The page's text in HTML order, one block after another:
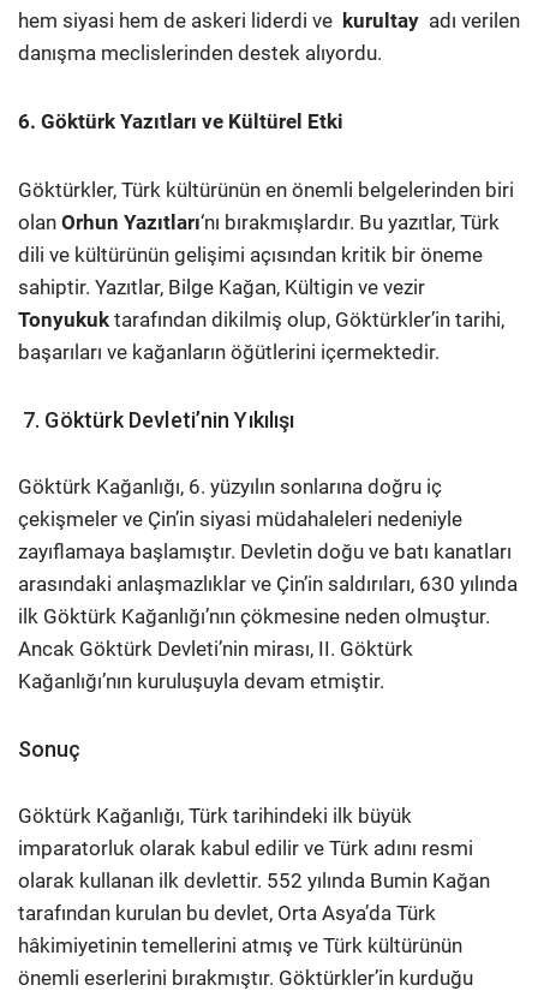
hem siyasi hem de askeri liderdi ve kurultay adı verilen
danışma meclislerinden destek alıyordu.
6. Göktürk Yazıtları ve Kültürel Etki
Göktürkler, Türk kültürünün en önemli belgelerinden biri
olan Orhun Yazıtları‘nı bırakmışlardır. Bu yazıtlar, Türk
dili ve kültürünün gelişimi açısından kritik bir öneme
sahiptir. Yazıtlar, Bilge Kağan, Kültigin ve vezir
Tonyukuk tarafından dikilmiş olup, Göktürkler’in tarihi,
başarıları ve kağanların öğütlerini içermektedir.
7. Göktürk Devleti’nin Yıkılışı
Göktürk Kağanlığı, 6. yüzyılın sonlarına doğru iç
çekişmeler ve Çin’in siyasi müdahaleleri nedeniyle
zayıflamaya başlamıştır. Devletin doğu ve batı kanatları
arasındaki anlaşmazlıklar ve Çin’in saldırıları, 630 yılında
ilk Göktürk Kağanlığı’nın çökmesine neden olmuştur.
Ancak Göktürk Devleti’nin mirası, II. Göktürk
Kağanlığı’nın kuruluşuyla devam etmiştir.
Sonuç
Göktürk Kağanlığı, Türk tarihindeki ilk büyük
imparatorluk olarak kabul edilir ve Türk adını resmi
olarak kullanan ilk devlettir. 552 yılında Bumin Kağan
tarafından kurulan bu devlet, Orta Asya’da Türk
hâkimiyetinin temellerini atmış ve Türk kültürünün
önemli eserlerini bırakmıştır. Göktürkler’in kurduğu